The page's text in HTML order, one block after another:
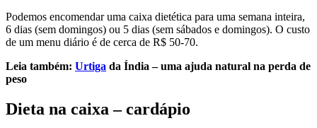
Podemos encomendar uma caixa dietética para uma semana inteira,
6 dias (sem domingos) ou 5 dias (sem sábados e domingos). O custo
de um menu diário é de cerca de R$ 50-70.
Leia também: Urtiga da Índia – uma ajuda natural na perda de
peso
Dieta na caixa – cardápio